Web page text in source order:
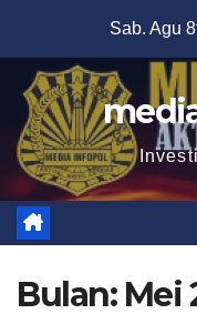
content
Sab. Agu
Bulan: Mei